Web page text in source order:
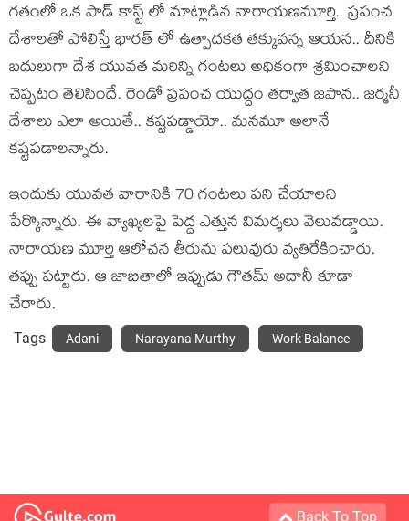
గతంలో ఒక పాడ్ కాస్ట్ లో మాట్లాడిన నారాయణమూర్తి.. ప్రపంచ
దేశాలతో పోలిస్తే భారత్ లో ఉత్పాదకత తక్కువన్న ఆయన.. దీనికి
బదులుగా దేశ యువత మరిన్ని గంటలు అధికంగా శ్రమించాలని
చెప్పటం తెలిసిందే. రెండో ప్రపంచ యుద్దం తర్వాత జపాన.. జర్మనీ
దేశాలు ఎలా అయితే.. కష్టపడ్డాయో.. మనమూ అలానే
కష్టపడాలన్నారు.
ఇందుకు యువత వారానికి 70 గంటలు పని చేయాలని
పేర్కొన్నారు. ఈ వ్యాఖ్యలపై పెద్ద ఎత్తున విమర్శలు వెలువడ్డాయి.
నారాయణ మూర్తి ఆలోచన తీరును పలువురు వ్యతిరేకించారు.
తప్పు పట్టారు. ఆ జాబితాలో ఇప్పుడు గౌతమ్ అదానీ కూడా
చేరారు.
Tags Adani Narayana Murthy Work Balance
Back To Top